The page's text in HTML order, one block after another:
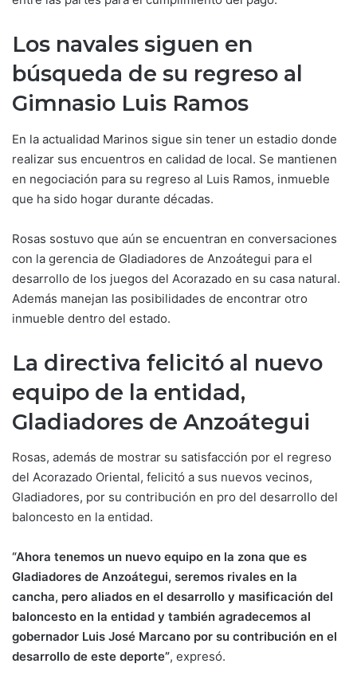
Los navales siguen en
búsqueda de su regreso al
Gimnasio Luis Ramos
En la actualidad Marinos sigue sin tener un estadio donde
realizar sus encuentros en calidad de local. Se mantienen
en negociación para su regreso al Luis Ramos, inmueble
que ha sido hogar durante décadas.
Rosas sostuvo que aún se encuentran en conversaciones
con la gerencia de Gladiadores de Anzoátegui para el
desarrollo de los juegos del Acorazado en su casa natural.
Además manejan las posibilidades de encontrar otro
inmueble dentro del estado.
La directiva felicitó al nuevo
equipo de la entidad,
Gladiadores de Anzoátegui
Rosas, además de mostrar su satisfacción por el regreso
del Acorazado Oriental, felicitó a sus nuevos vecinos,
Gladiadores, por su contribución en pro del desarrollo del
baloncesto en la entidad.
“Ahora tenemos un nuevo equipo en la zona que es
Gladiadores de Anzoátegui, seremos rivales en la
cancha, pero aliados en el desarrollo y masificación del
baloncesto en la entidad y también agradecemos al
gobernador Luis José Marcano por su contribución en el
desarrollo de este deporte”, expresó.